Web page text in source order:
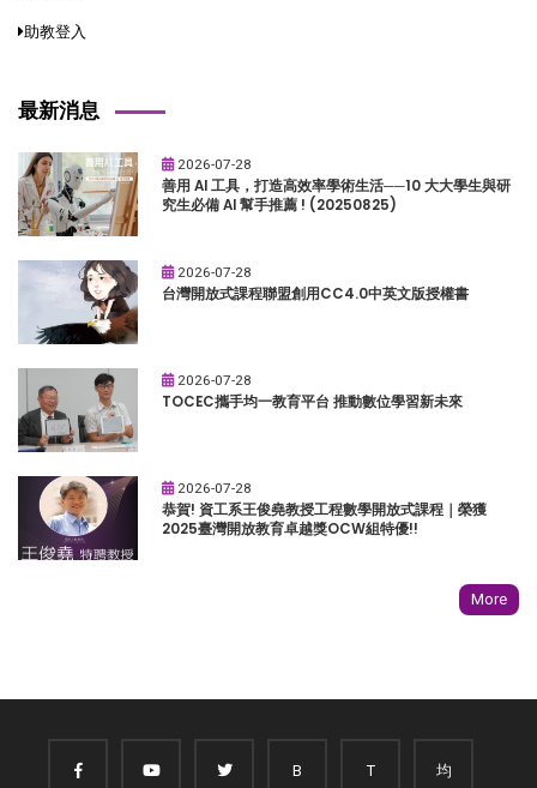
助教登入
最新消息
2026-07-28
善用 AI 工具，打造高效率學術生活──10 大大學生與研
究生必備 AI 幫手推薦 ! (20250825)
2026-07-28
台灣開放式課程聯盟創用CC4.0中英文版授權書
2026-07-28
TOCEC攜手均一教育平台 推動數位學習新未來
2026-07-28
恭賀! 資工系王俊堯教授工程數學開放式課程｜榮獲
2025臺灣開放教育卓越獎OCW組特優!!
More
B T 均